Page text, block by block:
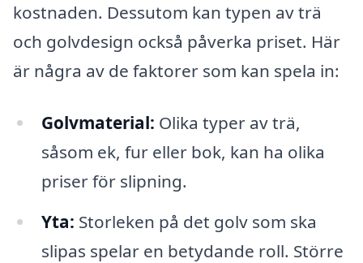
kostnaden. Dessutom kan typen av trä
och golvdesign också påverka priset. Här
är några av de faktorer som kan spela in:
Golvmaterial: Olika typer av trä,
såsom ek, fur eller bok, kan ha olika
priser för slipning.
Yta: Storleken på det golv som ska
slipas spelar en betydande roll. Större